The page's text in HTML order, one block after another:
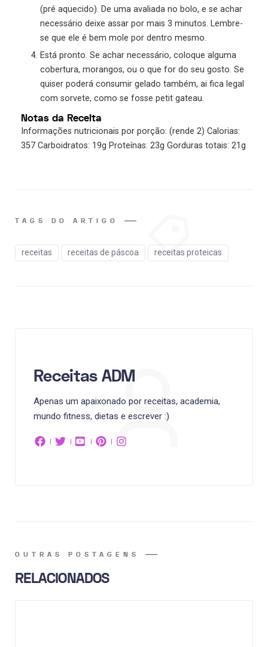
(pré aquecido). De uma avaliada no bolo, e se achar
necessário deixe assar por mais 3 minutos. Lembre-
se que ele é bem mole por dentro mesmo.
Está pronto. Se achar necessário, coloque alguma
cobertura, morangos, ou o que for do seu gosto. Se
quiser poderá consumir gelado também, ai fica legal
com sorvete, como se fosse petit gateau.
Notas da Receita
357 Carboidratos: 19g Proteínas: 23g Gorduras totais: 21g
TAGS DO ARTIGO
receitas receitas de páscoa receitas proteicas
Receitas ADM
Apenas um apaixonado por receitas, academia,
mundo fitness, dietas e escrever :)
OUTRAS POSTAGENS
RELACIONADOS